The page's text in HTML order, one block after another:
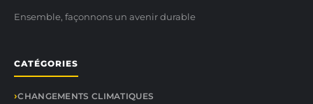
Ensemble, façonnons un avenir durable
CATÉGORIES
CHANGEMENTS CLIMATIQUES